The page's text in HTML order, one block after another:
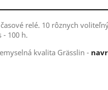
relé. 10 rôznych
- 100 h.
kvalita Grässlin -